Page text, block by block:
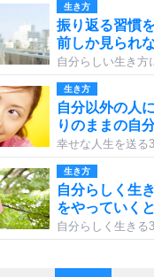
生き方
振り返る習慣
前しか見られ
自分らしい生き方
生き方
自分以外の人
りのままの自
幸せな人生を送る
生き方
自分らしく生
をやっていく
自分らしく生きる